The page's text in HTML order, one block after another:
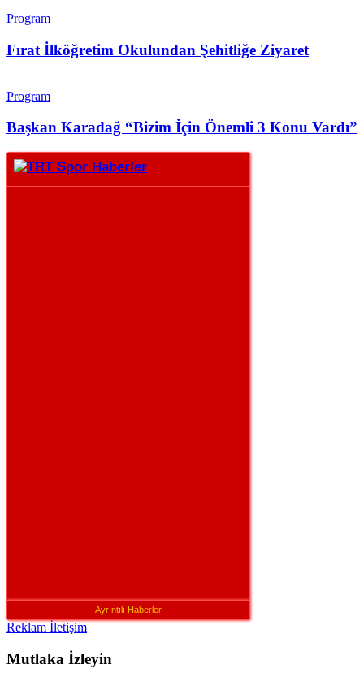
Program
Fırat İlköğretim Okulundan Şehitliğe Ziyaret
Program
Başkan Karadağ “Bizim İçin Önemli 3 Konu Vardı”
Ayrıntılı Haberler
Reklam İletişim
Mutlaka İzleyin